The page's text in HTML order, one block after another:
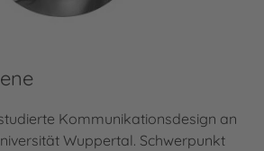
Kommunikationsdesign an
Wuppertal. Schwerpunkt